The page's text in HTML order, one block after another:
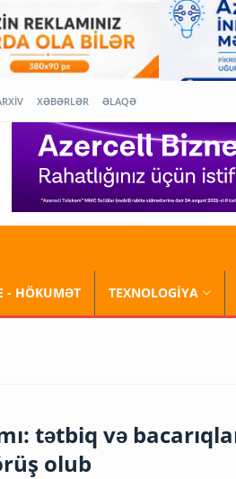
XƏBƏRLƏR ƏLAQƏ
- HÖKUMƏT TEXNOLOGİYA
tətbiq və
olub